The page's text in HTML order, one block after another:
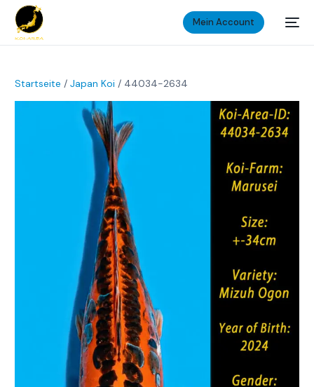
Mein Account
Startseite /Japan Koi / 44034-2634